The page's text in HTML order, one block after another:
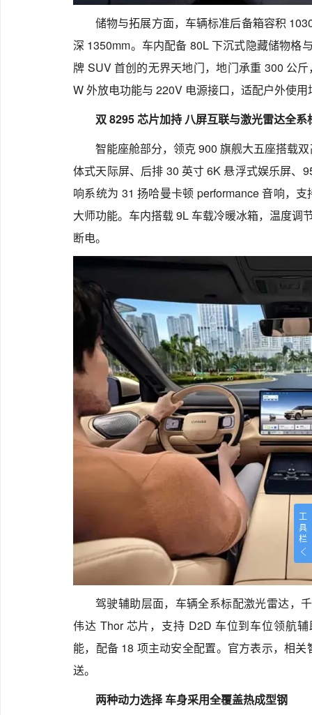
工
具
栏
储物与拓展方面，车辆标准后备箱容积
深 1350mm。车内配备 80L 下沉式隐藏储物格
牌 SUV 首创的无界天地门，地门承重 300 公
W 外放电功能与 220V 电源接口，适配户外使用
双 8295 芯片加持 八屏互联与激光雷达全系
智能座舱部分，领克 900 旗舰大五座搭载
体式天际屏、后排 30 英寸 6K 悬浮式娱乐屏、
响系统为 31 扬哈曼卡顿 performance 音响，
大师功能。车内搭载 9L 车载冷暖冰箱，温度
断电。
驾驶辅助层面，车辆全系标配激光雷达，
伟达 Thor 芯片，支持 D2D 车位到车位领航
能，配备 18 项主动安全配置。官方表示，相
送。
两种动力选择 车身采用全覆盖热成型钢